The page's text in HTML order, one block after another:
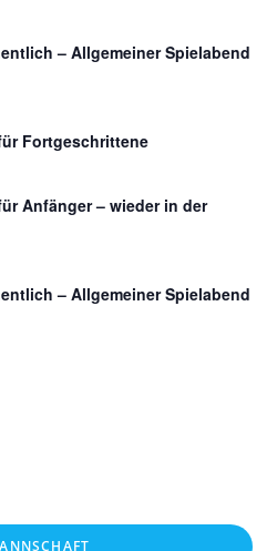
– Allgemeiner Spielabend
Fortgeschrittene
Anfänger – wieder in der
– Allgemeiner Spielabend